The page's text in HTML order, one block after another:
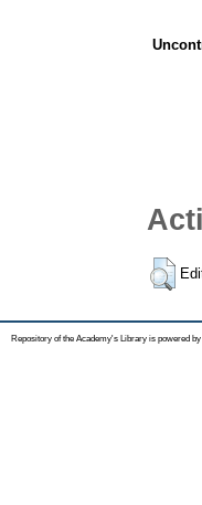
Repository of the Academy's Library is powered by